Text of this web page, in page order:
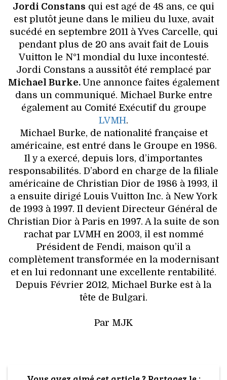
Jordi Constans qui est agé de 48 ans, ce qui
est plutôt jeune dans le milieu du luxe, avait
sucédé en septembre 2011 à Yves Carcelle, qui
pendant plus de 20 ans avait fait de Louis
Vuitton le N°1 mondial du luxe incontesté.
Jordi Constans a aussitôt été remplacé par
Michael Burke. Une annonce faites également
dans un communiqué. Michael Burke entre
également au Comité Exécutif du groupe
LVMH.
Michael Burke, de nationalité française et
américaine, est entré dans le Groupe en 1986.
Il y a exercé, depuis lors, d’importantes
responsabilités. D’abord en charge de la filiale
américaine de Christian Dior de 1986 à 1993, il
a ensuite dirigé Louis Vuitton Inc. à New York
de 1993 à 1997. Il devient Directeur Général de
Christian Dior à Paris en 1997. A la suite de son
rachat par LVMH en 2003, il est nommé
Président de Fendi, maison qu’il a
complètement transformée en la modernisant
et en lui redonnant une excellente rentabilité.
Depuis Février 2012, Michael Burke est à la
tête de Bulgari.
Par MJK